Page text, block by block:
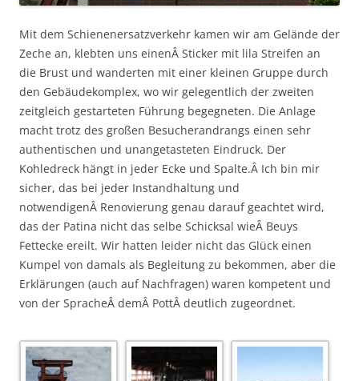
Mit dem Schienenersatzverkehr kamen wir am Gelände der
Zeche an, klebten uns einenÂ Sticker mit lila Streifen an
die Brust und wanderten mit einer kleinen Gruppe durch
den Gebäudekomplex, wo wir gelegentlich der zweiten
zeitgleich gestarteten Führung begegneten. Die Anlage
macht trotz des großen Besucherandrangs einen sehr
authentischen und unangetasteten Eindruck. Der
Kohledreck hängt in jeder Ecke und Spalte.Â Ich bin mir
sicher, das bei jeder Instandhaltung und
notwendigenÂ Renovierung genau darauf geachtet wird,
das der Patina nicht das selbe Schicksal wieÂ Beuys
Fettecke ereilt. Wir hatten leider nicht das Glück einen
Kumpel von damals als Begleitung zu bekommen, aber die
Erklärungen (auch auf Nachfragen) waren kompetent und
von der SpracheÂ demÂ PottÂ deutlich zugeordnet.